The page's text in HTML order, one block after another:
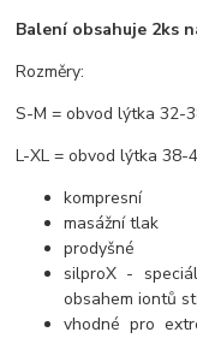
Balení obsahuje 2ks
Rozměry:
S-M = obvod lýtka 32-
L-XL = obvod lýtka 38-
kompresní
masážní tlak
prodyšné
silproX -
obsahem iontů
vhodné pro